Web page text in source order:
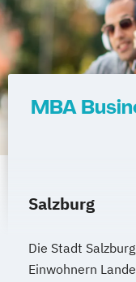
MBA
Salzburg
Die Stadt
Einwohnern